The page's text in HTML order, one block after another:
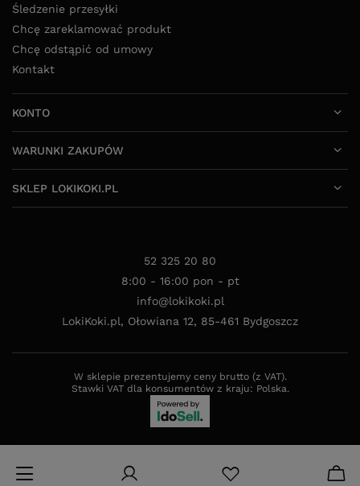
Śledzenie przesyłki
Chcę zareklamować produkt
Chcę odstąpić od umowy
Kontakt
KONTO
WARUNKI ZAKUPÓW
SKLEP LOKIKOKI.PL
52 325 20 80
8:00 - 16:00 pon - pt
info@lokikoki.pl
LokiKoki.pl, Ołowiana 12, 85-461 Bydgoszcz
W sklepie prezentujemy ceny brutto (z VAT).
Stawki VAT dla konsumentów z kraju: Polska.